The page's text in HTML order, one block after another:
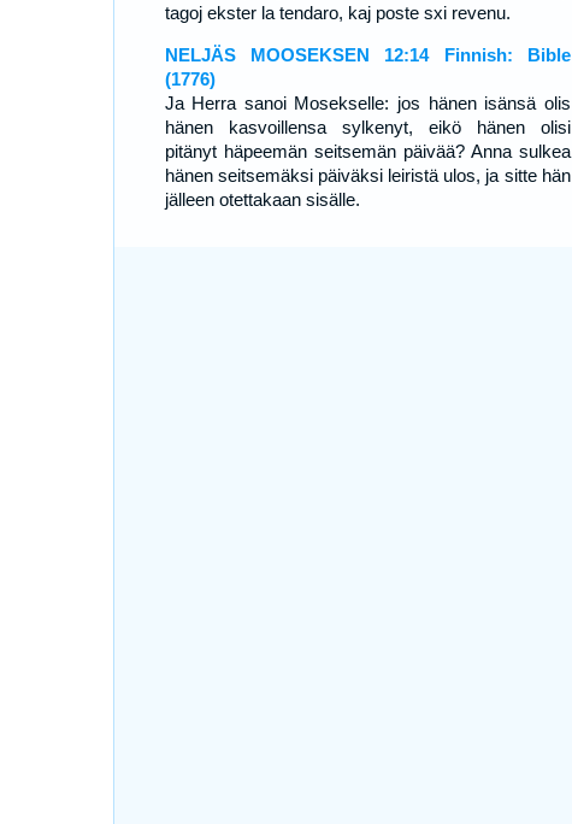
tagoj ekster la tendaro, kaj poste sxi revenu.
NELJÄS MOOSEKSEN 12:14 Finnish: Bible
(1776)
Ja Herra sanoi Mosekselle: jos hänen isänsä olis
hänen kasvoillensa sylkenyt, eikö hänen olisi
pitänyt häpeemän seitsemän päivää? Anna sulkea
hänen seitsemäksi päiväksi leiristä ulos, ja sitte hän
jälleen otettakaan sisälle.